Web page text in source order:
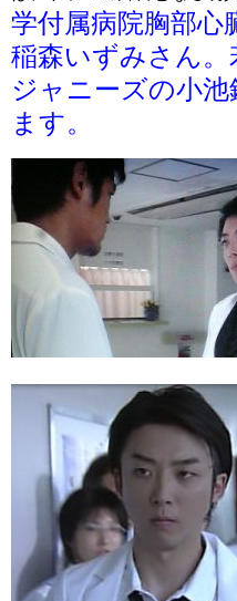
学付属病院胸部心
稲森いずみさん。
ジャニーズの小
ます。